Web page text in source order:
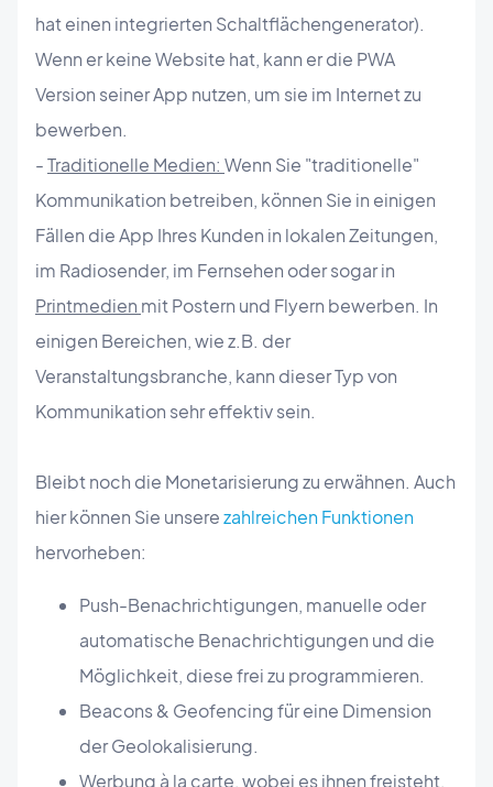
hat einen integrierten Schaltflächengenerator).
Wenn er keine Website hat, kann er die PWA
Version seiner App nutzen, um sie im Internet zu
bewerben.
-Traditionelle Medien: Wenn Sie "traditionelle"
Kommunikation betreiben, können Sie in einigen
Fällen die App Ihres Kunden in lokalen Zeitungen,
im Radiosender, im Fernsehen oder sogar in
Printmedien mit Postern und Flyern bewerben. In
einigen Bereichen, wie z.B. der
Veranstaltungsbranche, kann dieser Typ von
Kommunikation sehr effektiv sein.
Bleibt noch die Monetarisierung zu erwähnen. Auch
hier können Sie unserezahlreichen Funktionen
hervorheben:
Push-Benachrichtigungen, manuelle oder
automatische Benachrichtigungen und die
Möglichkeit, diese frei zu programmieren.
Beacons & Geofencing für eine Dimension
der Geolokalisierung.
Werbung à la carte, wobei es ihnen freisteht,